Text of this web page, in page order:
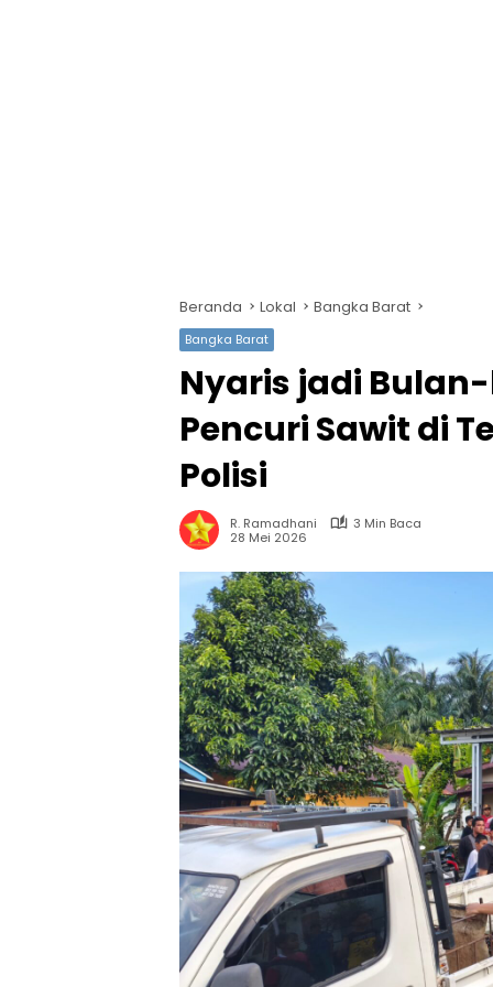
Beranda Lokal Bangka Barat
Bangka Barat
Nyaris jadi
Pencuri Sawit di
Polisi
R. Ramadhani
3 Min Baca
28 Mei 2026